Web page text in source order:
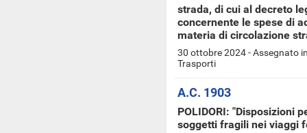
strada, di cui al decreto
concernente le spese di
materia di circolazione
30 ottobre 2024 - Assegnato
Trasporti
A.C. 1903
POLIDORI: "Disposizioni
soggetti fragili nei viaggi